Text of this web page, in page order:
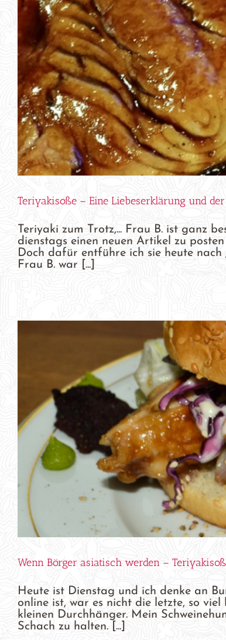
Teriyakisoße – Eine Liebeserklärung und
Teriyaki zum Trotz,... Frau B. ist ganz
dienstags einen neuen Artikel zu
Doch dafür entführe ich sie heute nach
Frau B. war [...]
Wenn Börger asiatisch werden –
Heute ist Dienstag und ich denke an
online ist, war es nicht die letzte, so
kleinen Durchhänger. Mein
Schach zu halten. [...]